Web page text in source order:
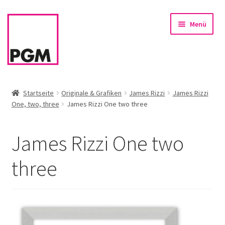
Zur
Zum
Menü
News
Rahmen & Einrahmung
Startseite Originale & Grafiken James Rizzi
James Rizzi
One, two, three
James Rizzi One two three
James Rizzi One two
three